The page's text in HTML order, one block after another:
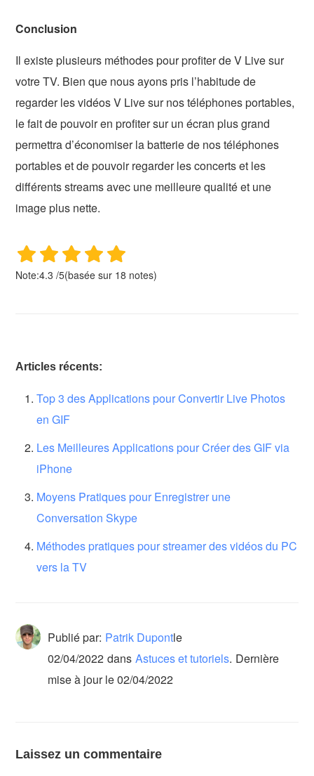
Conclusion
Il existe plusieurs méthodes pour profiter de V Live sur
votre TV. Bien que nous ayons pris l’habitude de
regarder les vidéos V Live sur nos téléphones portables,
le fait de pouvoir en profiter sur un écran plus grand
permettra d’économiser la batterie de nos téléphones
portables et de pouvoir regarder les concerts et les
différents streams avec une meilleure qualité et une
image plus nette.
Note:4.3 /5(basée sur 18 notes)
Articles récents:
Top 3 des Applications pour Convertir Live Photos
en GIF
Les Meilleures Applications pour Créer des GIF via
iPhone
Moyens Pratiques pour Enregistrer une
Conversation Skype
Méthodes pratiques pour streamer des vidéos du PC
vers la TV
Publié par: Patrik Dupontle
02/04/2022 dans Astuces et tutoriels. Dernière
mise à jour le 02/04/2022
Laissez un commentaire